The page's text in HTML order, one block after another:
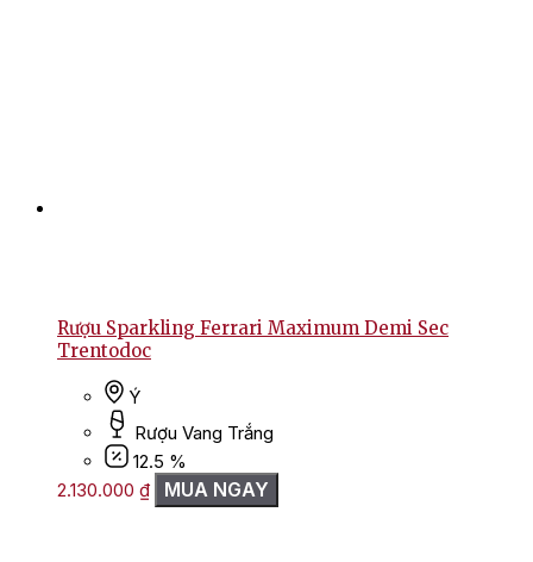
Rượu Sparkling Ferrari Maximum Demi Sec
Trentodoc
Ý
Rượu Vang Trắng
12.5 %
2.130.000 ₫ MUA NGAY